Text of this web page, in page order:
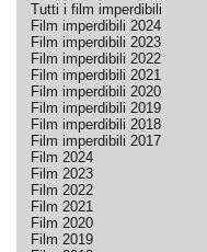
Tutti i film imperdibili
Film imperdibili 2024
Film imperdibili 2023
Film imperdibili 2022
Film imperdibili 2021
Film imperdibili 2020
Film imperdibili 2019
Film imperdibili 2018
Film imperdibili 2017
Film 2024
Film 2023
Film 2022
Film 2021
Film 2020
Film 2019